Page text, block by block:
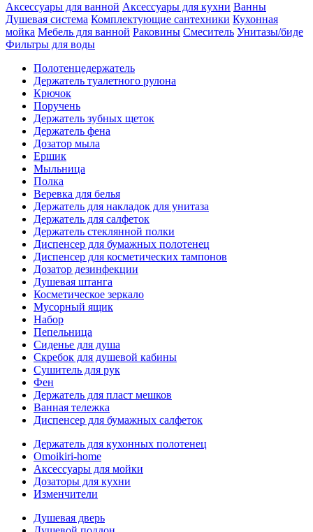
Аксессуары для ванной Аксессуары для кухни Ванны
Душевая система Комплектующие сантехники Кухонная
мойка Мебель для ванной Раковины Смеситель Унитазы/биде
Фильтры для воды
Полотенцедержатель
Держатель туалетного рулона
Крючок
Поручень
Держатель зубных щеток
Держатель фена
Дозатор мыла
Eршик
Мыльница
Полка
Веревка для белья
Держатель для накладок для унитаза
Держатель для салфеток
Держатель стеклянной полки
Диспенсер для бумажных полотенец
Диспенсер для косметических тампонов
Дозатор дезинфекции
Душевая штанга
Косметическое зеркало
Мусорный ящик
Набор
Пепельница
Сиденье для душа
Скребок для душевой кабины
Сушитель для рук
Фен
Держатель для пласт мешков
Ванная тележка
Диспенсер для бумажных салфеток
Держатель для кухонных полотенец
Omoikiri-home
Аксессуары для мойки
Дозаторы для кухни
Изменчители
Душевая дверь